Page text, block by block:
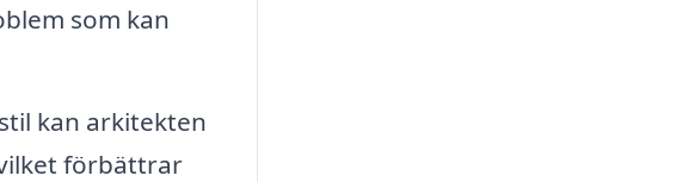
som kan
kan arkitekten
förbättrar